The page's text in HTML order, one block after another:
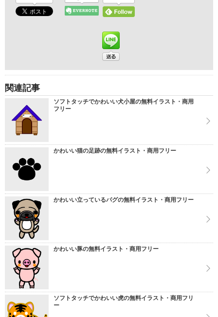
関連記事
ソフトタッチでかわいい犬小屋の無料イラスト・商用
フリー
かわいい猫の足跡の無料イラスト・商用フリー
かわいい立っているパグの無料イラスト・商用フリー
かわいい豚の無料イラスト・商用フリー
ソフトタッチでかわいい虎の無料イラスト・商用フリ
ー